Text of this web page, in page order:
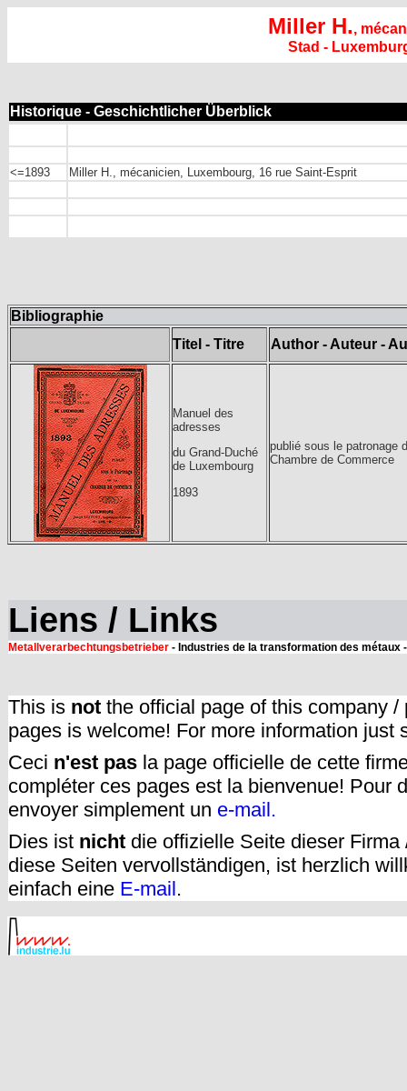
Miller H.,
Stad -
Historique - Geschichtlicher Überblick
<=1893 Miller H., mécanicien, Luxembourg, 16 rue Saint-Esprit
Bibliographie
Titel - Titre
Author - Auteur -
Manuel des
adresses
du Grand-Duché
de Luxembourg
1893
publié sous le patronage
Chambre de Commerce
Liens / Links
Metallverarbechtungsbetrieber - Industries de la transformation des métaux
This is not the official page of this company
pages is welcome! For more information just
Ceci n'est pas la page officielle de cette
compléter ces pages est la bienvenue! Pour
envoyer simplement un e-mail.
Dies ist nicht die offizielle Seite dieser
diese Seiten vervollständigen, ist herzlich
einfach eine E-mail.